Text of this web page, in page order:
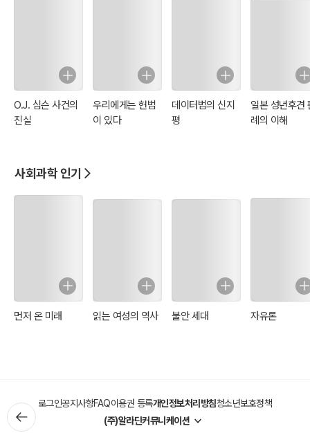
O.J. 심슨 사건의
진실
우리에게는 헌법
이 있다
데이터법의 신지
평
일본 성년후견
례의 이해
사회과학 인기
먼저 온 미래 읽는 여성의 역사 불안 세대 자유론
로그인공지사항FAQ이용권 등록개인정보처리방침청소년보호정책
(주)알라딘커뮤니케이션